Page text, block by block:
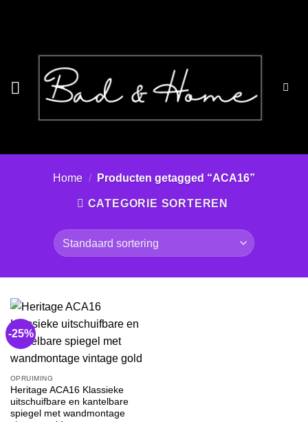
Home / Producten getagged “ACA16”
CATEGORIE SORTEREN
-25%
OPRUIMING
Heritage ACA16 Klassieke
uitschuifbare en kantelbare
spiegel met wandmontage